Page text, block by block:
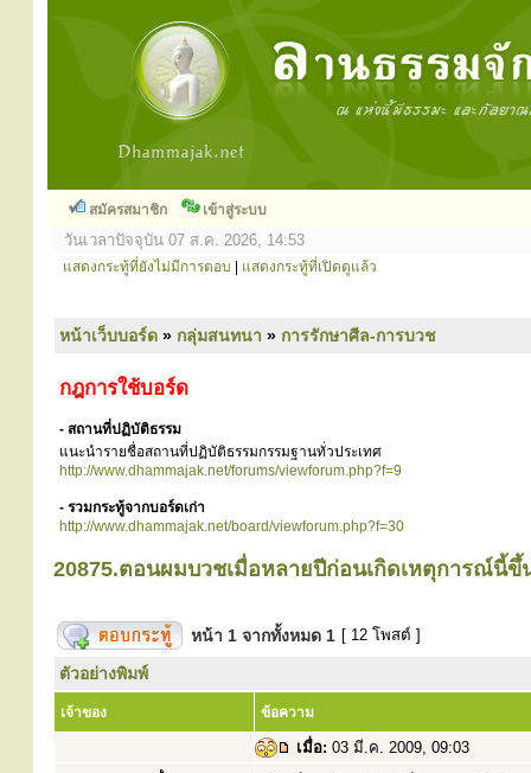
สมัครสมาชิก เข้าสู่ระบบ
วันเวลาปัจจุบัน 07 ส.ค. 2026, 14:53
แสดงกระทู้ที่ยังไม่มีการตอบ แสดงกระทู้ที่เปิดดูแล้ว
หน้าเว็บบอร์ด » กลุ่มสนทนา » การรักษาศีล-การบวช
กฎการใช้บอร์ด
- สถานที่ปฏิบัติธรรม
แนะนำรายชื่อสถานที่ปฏิบัติธรรมกรรมฐานทั่วประเทศ
http://www.dhammajak.net/forums/viewforum.php?f=9
- รวมกระทู้จากบอร์ดเก่า
http://www.dhammajak.net/board/viewforum.php?f=30
20875.ตอนผมบวชเมื่อหลายปีก่อนเกิดเหตุการณ์นี้ขึ้
หน้า 1 จากทั้งหมด 1 [ 12 โพสต์ ]
ตัวอย่างพิมพ์
เจ้าของ ข้อความ
เมื่อ: 03 มี.ค. 2009, 09:03